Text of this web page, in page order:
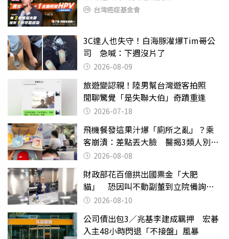
台灣癌症基金會
3C達人也失守！白海豚灌爆Tim哥公
司 急喊：下週沒片了
2026-08-09
旅遊變認親！陸男幫台灣遊客拍照
閒聊驚覺「是失聯大伯」奇蹟重逢
2026-07-18
飛機餐發這果汁爆「廁所之亂」？乘
客崩潰：差點丟大臉 醫揭3類人別亂
喝 2026-08-08
財政部花百億拱出國票金「大肥
貓」 恐因叫不動副董到立院備詢惹
議 2026-08-10
公司債出包3／兆基李建成羈押 宏碁
入主48小時閃退「不接盤」風暴